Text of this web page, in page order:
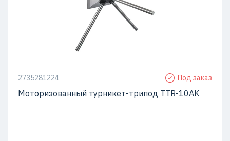
2735281224 Под заказ
Моторизованный турникет-трипод TTR-10АK